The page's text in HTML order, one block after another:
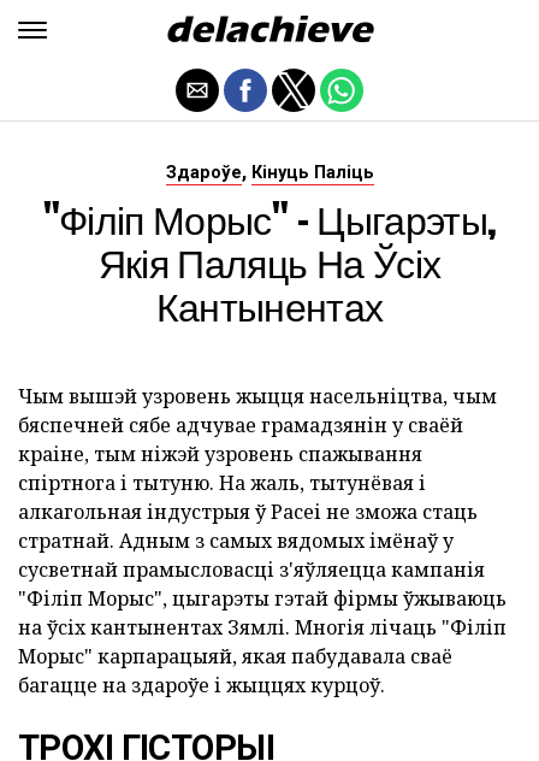
Здароўе, Кінуць Паліць
"Філіп Морыс" - Цыгарэты,
Якія Паляць На Ўсіх
Кантынентах
Чым вышэй узровень жыцця насельніцтва, чым
бяспечней сябе адчувае грамадзянін у сваёй
краіне, тым ніжэй узровень спажывання
спіртнога і тытуню. На жаль, тытунёвая і
алкагольная індустрыя ў Расеі не зможа стаць
стратнай. Адным з самых вядомых імёнаў у
сусветнай прамысловасці з'яўляецца кампанія
"Філіп Морыс", цыгарэты гэтай фірмы ўжываюць
на ўсіх кантынентах Зямлі. Многія лічаць "Філіп
Морыс" карпарацыяй, якая пабудавала сваё
багацце на здароўе і жыццях курцоў.
ТРОХІ ГІСТОРЫІ